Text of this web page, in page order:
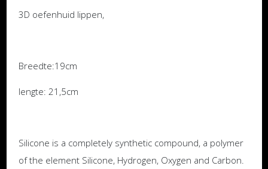
3D oefenhuid lippen,
Breedte:19cm
lengte: 21,5cm
Silicone is a completely synthetic compound, a polymer
of the element Silicone, Hydrogen, Oxygen and Carbon.